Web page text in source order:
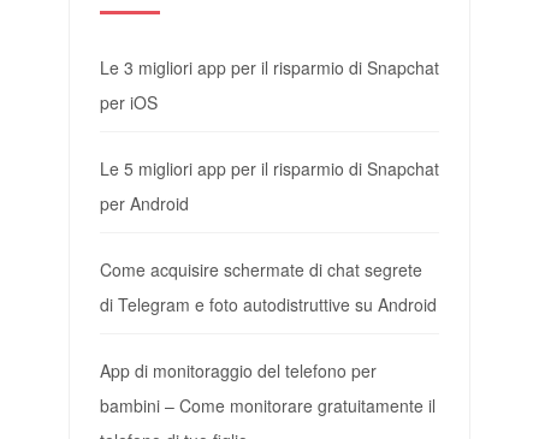
Le 3 migliori app per il risparmio di Snapchat
per iOS
Le 5 migliori app per il risparmio di Snapchat
per Android
Come acquisire schermate di chat segrete
di Telegram e foto autodistruttive su Android
App di monitoraggio del telefono per
bambini – Come monitorare gratuitamente il